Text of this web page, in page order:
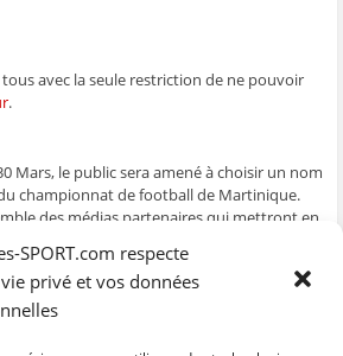
SPORT.com respecte
privé et vos données
avec la seule restriction de ne pouvoir
.
Mars, le public sera amené à choisir un nom
championnat de football de Martinique.
des médias partenaires qui mettront en
consolider sa proximité déjà engagée sur
les amoureux du football martiniquais, ainsi
de ses compétitions et la valorisation de